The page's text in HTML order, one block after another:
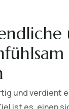
und verdient